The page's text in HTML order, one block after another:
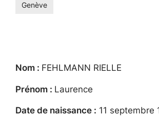
Genève
Nom : FEHLMANN RIELLE
Prénom : Laurence
Date de naissance : 11 septembre